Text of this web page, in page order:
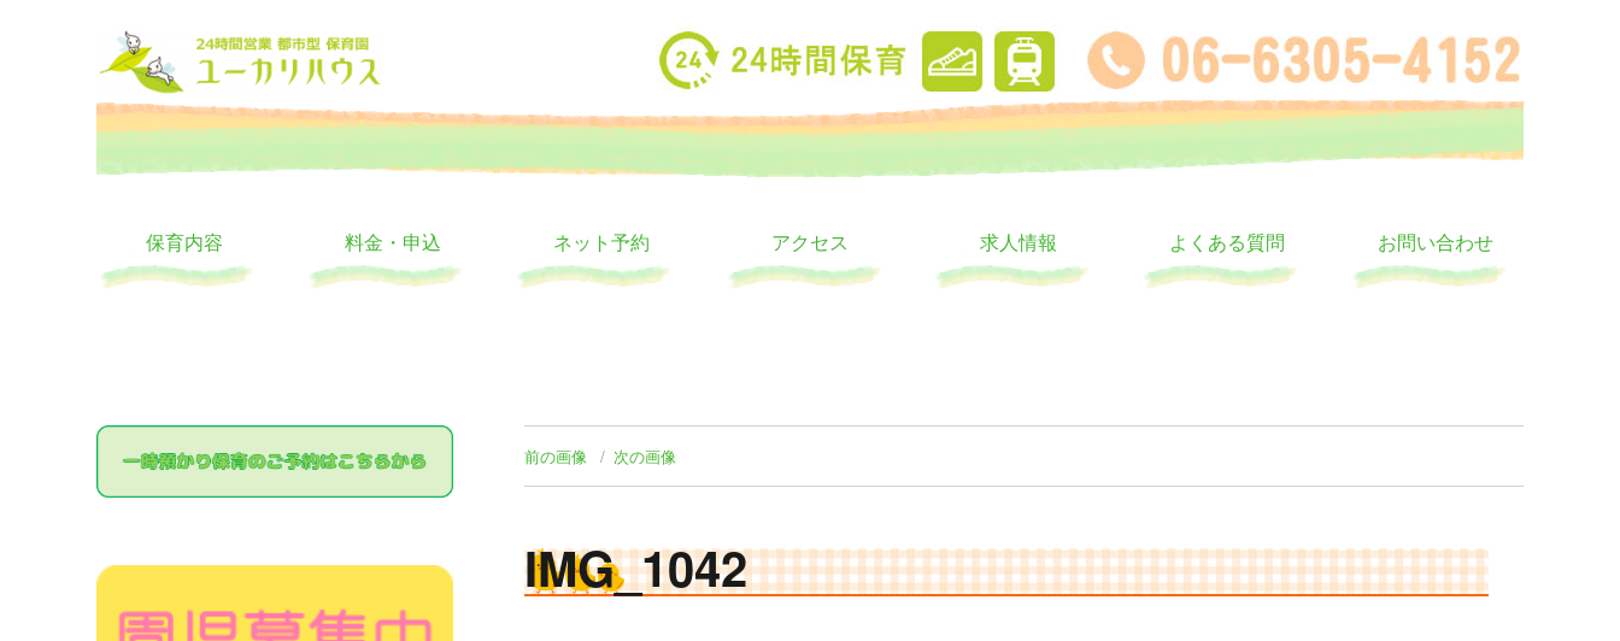
24時間託児所 ユーカリハウス
大阪の24時間託児所 ユーカリハウス 月極 一時保育 一時預かり
保育内容 料金・申込 ネット予約 アクセス 求人情報 よくある質問 お問い合わせ
前の画像 次の画像
IMG_1042